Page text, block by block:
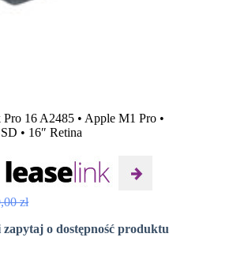
16 A2485 • Apple M1 Pro •
• 16″ Retina
zł
o dostępność produktu